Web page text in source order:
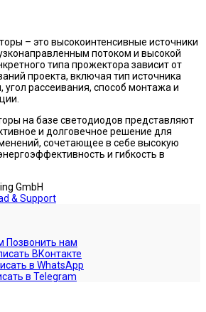
– это высокоинтенсивные источники
потоком и высокой
типа прожектора зависит от
проекта, включая тип источника
угол рассеивания, способ монтажа и
на базе светодиодов представляют
и долговечное решение для
сочетающее в себе высокую
и гибкость в
GmbH
& Support
Позвонить нам
ВКонтакте
в WhatsApp
в Telegram